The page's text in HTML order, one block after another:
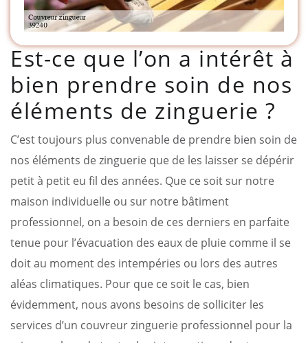
Est-ce que l’on a intérêt à
bien prendre soin de nos
éléments de zinguerie ?
C’est toujours plus convenable de prendre bien soin de
nos éléments de zinguerie que de les laisser se dépérir
petit à petit eu fil des années. Que ce soit sur notre
maison individuelle ou sur notre bâtiment
professionnel, on a besoin de ces derniers en parfaite
tenue pour l’évacuation des eaux de pluie comme il se
doit au moment des intempéries ou lors des autres
aléas climatiques. Pour que ce soit le cas, bien
évidemment, nous avons besoins de solliciter les
services d’un couvreur zinguerie professionnel pour la